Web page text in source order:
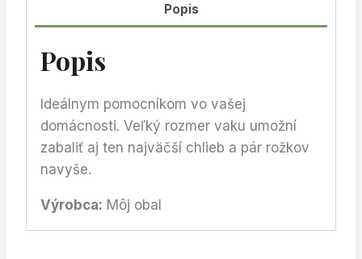
Popis
Popis
Ideálnym pomocníkom vo vašej
domácnosti. Veľký rozmer vaku umožní
zabaliť aj ten najväčší chlieb a pár rožkov
navyše.
Výrobca: Môj obal